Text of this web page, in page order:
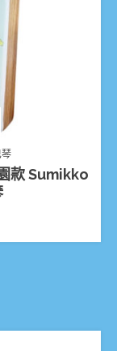
款 Sumikko